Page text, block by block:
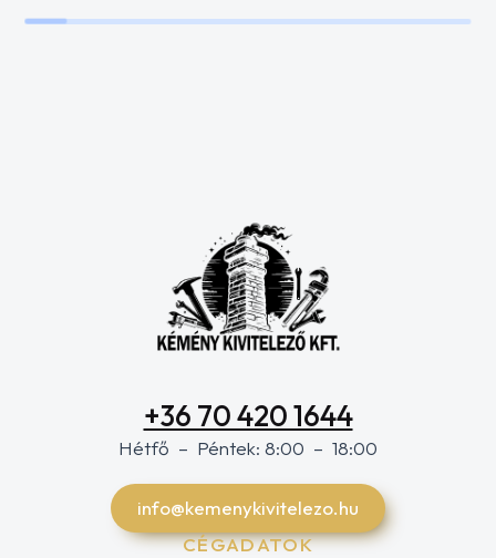
+36 70 420 1644
Hétfő – Péntek: 8:00 – 18:00
info@kemenykivitelezo.hu
CÉGADATOK